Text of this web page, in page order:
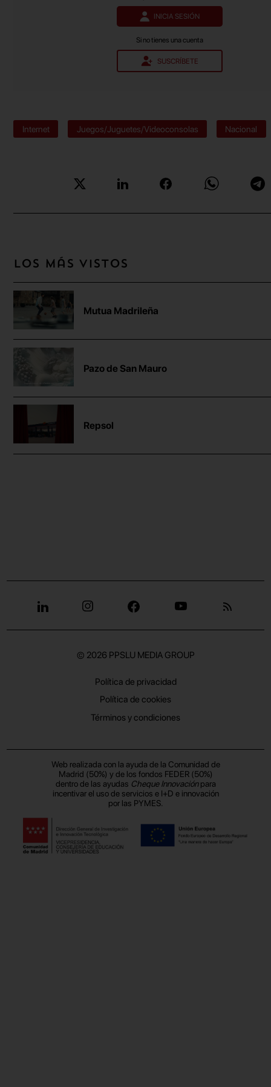
INICIA SESIÓN
Si no tienes una cuenta
SUSCRÍBETE
Internet Juegos/Juguetes/Videoconsolas Nacional
Los más vistos
Mutua Madrileña
Pazo de San Mauro
Repsol
© 2026 PPSLU MEDIA GROUP
Política de privacidad
Política de cookies
Términos y condiciones
Web realizada con la ayuda de la Comunidad de
Madrid (50%) y de los fondos FEDER (50%)
dentro de las ayudas Cheque Innovaciónpara
incentivar el uso de servicios e I+D e innovación
por las PYMES.